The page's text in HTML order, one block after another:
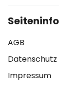
AGB
Datenschutz
Impressum